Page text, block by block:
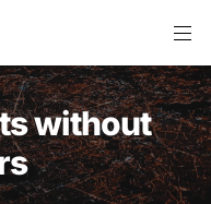
without